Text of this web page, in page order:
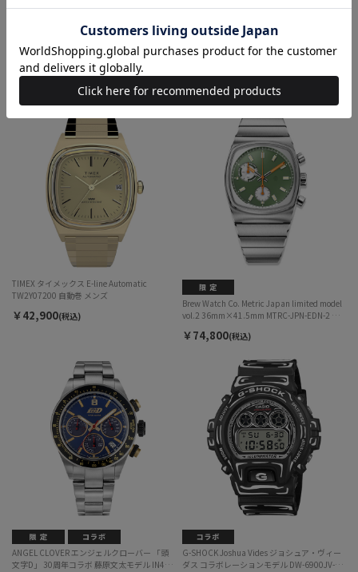
SOLD OUT
SEIKO×TiCTAC 記念コラボレーション
SZSB007 自動巻 メンズ
￥52,800 (税込)
TW2Y67700 自動巻 メンズ
￥42,900(税込)
TIMEX タイメックス E-line Automatic
TW2Y07200 自動巻 メンズ
￥42,900(税込)
Brew Watch Co. Metric Japan limited model
vol.2 36mm×41.5mm MTRC-JPN-EDN-2 メ
￥74,800(税込)
ANGEL CLOVER エンジェルクローバー 「頭
文字D」 30周年コラボ 藤原文太モデル IN40-
G-SHOCK Joshua Vides ジョシュア・ヴィー
ダス コラボレーションモデル DW-6900JV-